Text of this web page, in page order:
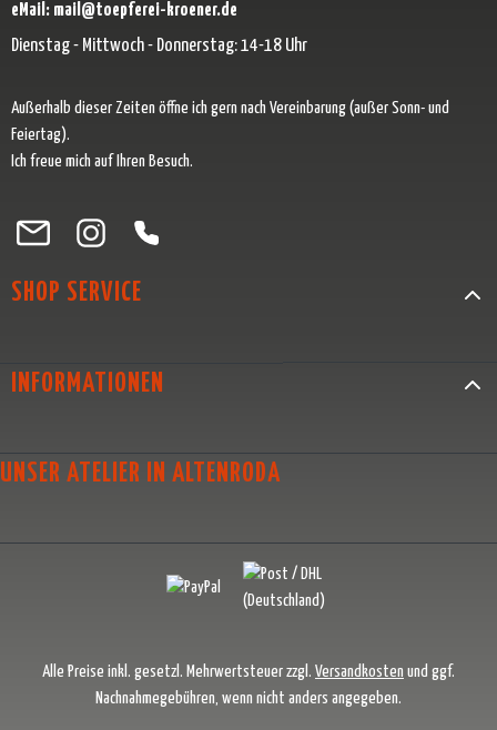
eMail: mail@toepferei-kroener.de
Dienstag - Mittwoch - Donnerstag: 14-18 Uhr
Außerhalb dieser Zeiten öffne ich gern nach Vereinbarung (außer Sonn- und
Feiertag).
Ich freue mich auf Ihren Besuch.
Besuche uns auf Facebook – öffnet in neuem Tab (externer Link)
Schau auf Instagram vorbei – öffnet in neuem Tab (externer Link)
Lass dich auf Pinterest inspirieren – öffnet in neuem Tab
Folge uns auf X – öffnet in neuem Tab (externer Link)
SHOP SERVICE
INFORMATIONEN
UNSER ATELIER IN ALTENRODA
Alle Preise inkl. gesetzl. Mehrwertsteuer zzgl. Versandkosten und ggf.
Nachnahmegebühren, wenn nicht anders angegeben.